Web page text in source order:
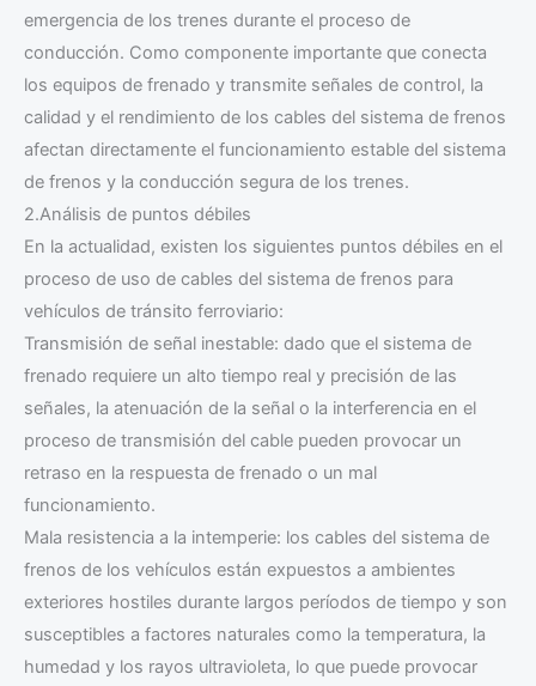
emergencia de los trenes durante el proceso de
conducción. Como componente importante que conecta
los equipos de frenado y transmite señales de control, la
calidad y el rendimiento de los cables del sistema de frenos
afectan directamente el funcionamiento estable del sistema
de frenos y la conducción segura de los trenes.
2.Análisis de puntos débiles
En la actualidad, existen los siguientes puntos débiles en el
proceso de uso de cables del sistema de frenos para
vehículos de tránsito ferroviario:
Transmisión de señal inestable: dado que el sistema de
frenado requiere un alto tiempo real y precisión de las
señales, la atenuación de la señal o la interferencia en el
proceso de transmisión del cable pueden provocar un
retraso en la respuesta de frenado o un mal
funcionamiento.
Mala resistencia a la intemperie: los cables del sistema de
frenos de los vehículos están expuestos a ambientes
exteriores hostiles durante largos períodos de tiempo y son
susceptibles a factores naturales como la temperatura, la
humedad y los rayos ultravioleta, lo que puede provocar